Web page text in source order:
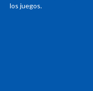
los juegos.